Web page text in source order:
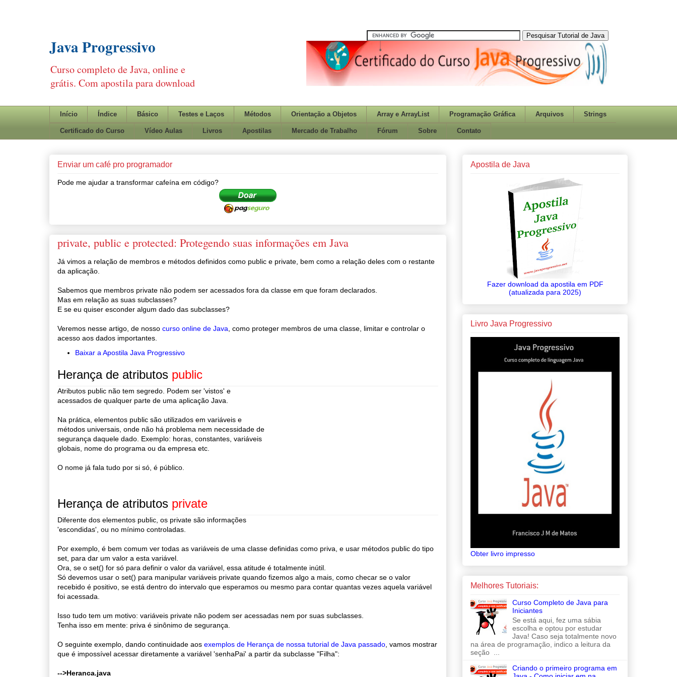
Java Progressivo
Curso completo de Java, online e
grátis. Com apostila para download
Início Índice Básico Testes e Laços Métodos Orientação a Objetos Array e ArrayList Programação Gráfica Arquivos Strings
Certificado do Curso Vídeo Aulas Livros Apostilas Mercado de Trabalho Fórum Sobre Contato
Enviar um café pro programador
Pode me ajudar a transformar cafeína em código?
private, public e protected: Protegendo suas informações em Java
Já vimos a relação de membros e métodos definidos como public e private, bem como a relação deles com o restante
da aplicação.
Sabemos que membros private não podem ser acessados fora da classe em que foram declarados.
Mas em relação as suas subclasses?
E se eu quiser esconder algum dado das subclasses?
Veremos nesse artigo, de nosso curso online de Java , como proteger membros de uma classe, limitar e controlar o
acesso aos dados importantes.
Baixar a Apostila Java Progressivo
Herança de atributos public
Atributos public não tem segredo. Podem ser 'vistos' e
acessados de qualquer parte de uma aplicação Java.
Na prática, elementos public são utilizados em variáveis e
métodos universais, onde não há problema nem necessidade de
segurança daquele dado. Exemplo: horas, constantes, variáveis
globais, nome do programa ou da empresa etc.
O nome já fala tudo por si só, é público.
Herança de atributos private
Diferente dos elementos public, os private são informações
'escondidas', ou no mínimo controladas.
Por exemplo, é bem comum ver todas as variáveis de uma classe definidas como priva, e usar métodos public do tipo
set, para dar um valor a esta variável.
Ora, se o set() for só para definir o valor da variável, essa atitude é totalmente inútil.
Só devemos usar o set() para manipular variáveis private quando fizemos algo a mais, como checar se o valor
recebido é positivo, se está dentro do intervalo que esperamos ou mesmo para contar quantas vezes aquela variável
foi acessada.
Isso tudo tem um motivo: variáveis private não podem ser acessadas nem por suas subclasses.
Tenha isso em mente: priva é sinônimo de segurança.
O seguinte exemplo, dando continuidade aos exemplos de Herança de nossa tutorial de Java passado , vamos mostrar
que é impossível acessar diretamente a variável 'senhaPai' a partir da subclasse "Filha":
-->Heranca.java
Apostila de Java
Fazer download da apostila em PDF
(atualizada para 2025)
Livro Java Progressivo
Obter livro impresso
Melhores Tutoriais:
Curso Completo de Java para
Iniciantes
Se está aqui, fez uma sábia
escolha e optou por estudar
Java! Caso seja totalmente novo
na área de programação, indico a leitura da
seção ...
Criando o primeiro programa em